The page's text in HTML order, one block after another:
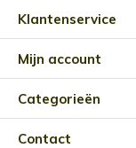
Klantenservice
Mijn account
Categorieën
Contact